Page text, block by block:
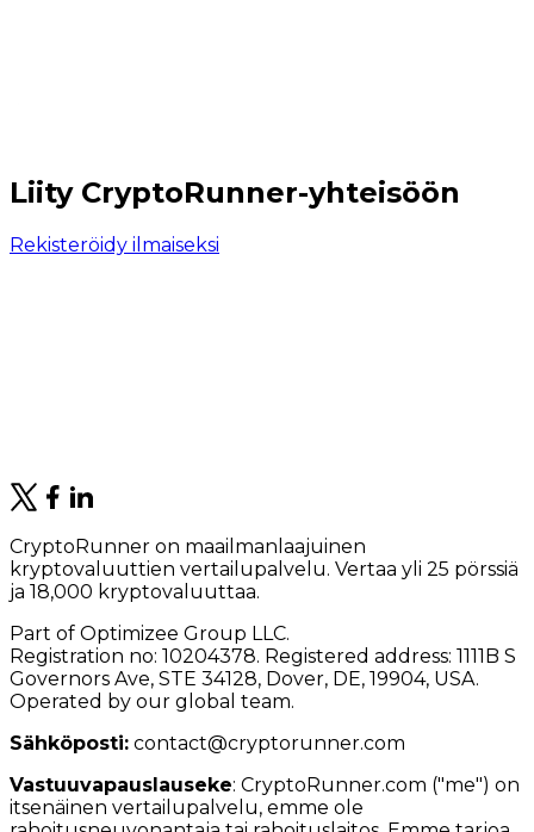
Liity CryptoRunner-yhteisöön
Rekisteröidy ilmaiseksi
CryptoRunner on maailmanlaajuinen
kryptovaluuttien vertailupalvelu. Vertaa yli 25 pörssiä
ja 18,000 kryptovaluuttaa.
Part of Optimizee Group LLC.
Registration no: 10204378. Registered address: 1111B S
Governors Ave, STE 34128, Dover, DE, 19904, USA.
Operated by our global team.
Sähköposti: contact@cryptorunner.com
Vastuuvapauslauseke: CryptoRunner.com ("me") on
itsenäinen vertailupalvelu, emme ole